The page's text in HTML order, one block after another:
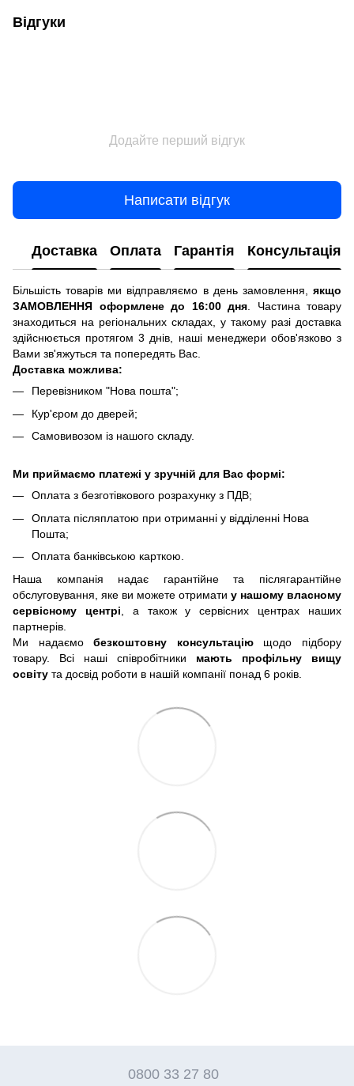
Відгуки
Додайте перший відгук
Написати відгук
Доставка Оплата Гарантія Консультація
Більшість товарів ми відправляємо в день замовлення, якщо
ЗАМОВЛЕННЯ оформлене до 16:00 дня. Частина товару
знаходиться на регіональних складах, у такому разі доставка
здійснюється протягом 3 днів, наші менеджери обов'язково з
Вами зв'яжуться та попередять Вас.
Доставка можлива:
Перевізником "Нова пошта";
Кур'єром до дверей;
Самовивозом із нашого складу.
Ми приймаємо платежі у зручній для Вас формі:
Оплата з безготівкового розрахунку з ПДВ;
Оплата післяплатою при отриманні у відділенні Нова
Пошта;
Оплата банківською карткою.
Наша компанія надає гарантійне та післягарантійне
обслуговування, яке ви можете отримати у нашому власному
сервісному центрі , а також у сервісних центрах наших
партнерів.
Ми надаємобезкоштовну консультаціющодо підбору
товару. Всі наші співробітники мають профільну вищу
освіту та досвід роботи в нашій компанії понад 6 років.
0800 33 27 80